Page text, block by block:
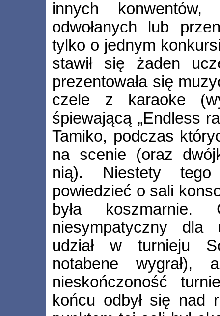
innych konwentów,
odwołanych lub
tylko o jednym
stawił się żaden
prezentowała się
czele z karaoke
śpiewającą „Endless
Tamiko, podczas
na scenie (oraz
nią). Niestety
powiedzieć o sali
była koszmarnie.
niesympatyczny dla
udział w turnieju
notabene wygrał),
nieskończoność
końcu odbył się nad